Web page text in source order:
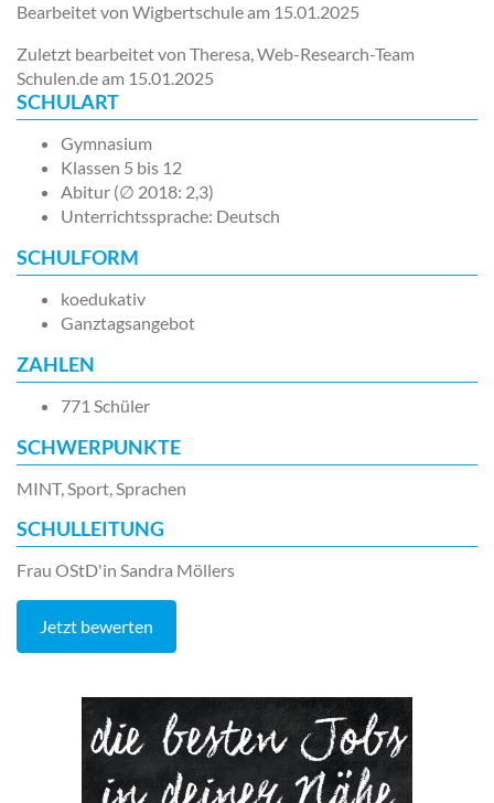
Bearbeitet von Wigbertschule am 15.01.2025
Zuletzt bearbeitet von Theresa, Web-Research-Team
Schulen.de am 15.01.2025
SCHULART
Gymnasium
Klassen 5 bis 12
Abitur (∅ 2018: 2,3)
Unterrichtssprache: Deutsch
SCHULFORM
koedukativ
Ganztagsangebot
ZAHLEN
771 Schüler
SCHWERPUNKTE
MINT, Sport, Sprachen
SCHULLEITUNG
Frau OStD'in Sandra Möllers
Jetzt bewerten